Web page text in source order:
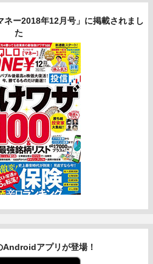
ネー2018年12月号」に掲載されまし
た
Androidアプリが登場！